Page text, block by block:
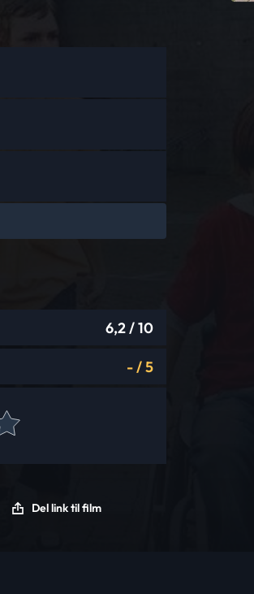
6,2/ 10
-/5
Del link til film